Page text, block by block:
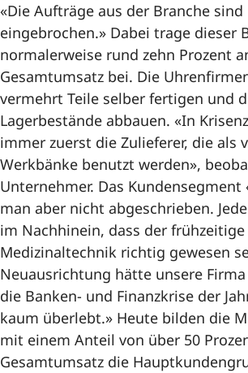
«Die Aufträge aus der Branche
eingebrochen.» Dabei trage dieser
normalerweise rund zehn Prozent
Gesamtumsatz bei. Die
vermehrt Teile selber fertigen und
Lagerbestände abbauen. «In
immer zuerst die Zulieferer, die als
Werkbänke benutzt werden»,
Unternehmer. Das Kundensegment
man aber nicht abgeschrieben.
im Nachhinein, dass der
Medizinaltechnik richtig gewesen
Neuausrichtung hätte unsere
die Banken- und Finanzkrise der
kaum überlebt.» Heute bilden die
mit einem Anteil von über 50
Gesamtumsatz die